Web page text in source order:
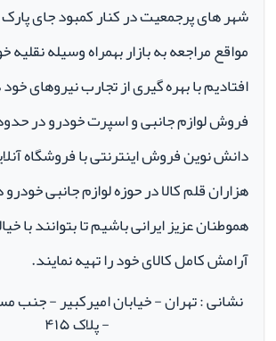
شهر های پرجمعیت در کنار کمبود جای
مواقع مراجعه به بازار بهمراه وسیله
افتادیم با بهره گیری از تجارب نیروهای
دانش نوین فروش اینترنتی با فروشگاه
هزاران قلم کالا در حوزه لوازم جانبی
هموطنان عزیز ایرانی باشیم تا بتوانند با
آرامش کامل کالای خود را تهیه نمایند.
نشانی : تهران - خیابان امیرکبیر - جنب
- پلاک ۴۱۵